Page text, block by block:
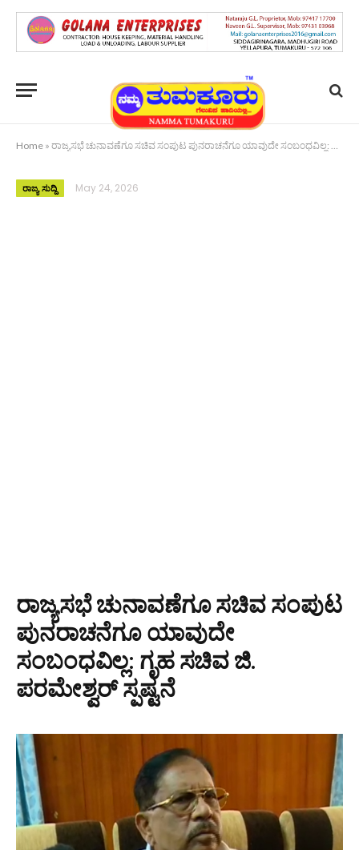
Home » ರಾಜ್ಯಸಭೆ ಚುನಾವಣೆಗೂ ಸಚಿವ ಸಂಪುಟ ಪುನರಾಚನೆಗೂ ಯಾವುದೇ ಸಂಬಂಧವಿಲ್ಲ: ಗೃಹ ಸಚಿವ ಜಿ. ಪರಮೇಶ್ವರ್ ಸ್ಪಷ್ಟನೆ
ರಾಜ್ಯ ಸುದ್ದಿ May 24, 2026
ರಾಜ್ಯಸಭೆ ಚುನಾವಣೆಗೂ ಸಚಿವ ಸಂಪುಟ
ಪುನರಾಚನೆಗೂ ಯಾವುದೇ
ಸಂಬಂಧವಿಲ್ಲ: ಗೃಹ ಸಚಿವ ಜಿ.
ಪರಮೇಶ್ವರ್ ಸ್ಪಷ್ಟನೆ